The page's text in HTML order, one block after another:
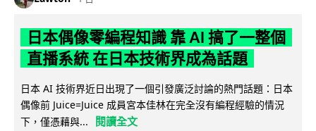
日本偶像零編程知識 靠 AI 搞了一整個
直播系統 在日本技術界成為話題
日本 AI 技術界近日出現了一個引發廣泛討論的熱門話題：日本
偶像前 Juice=Juice 成員宮本佳林在完全沒有編程經驗的情況
下，僅憑藉與...
閱讀全文